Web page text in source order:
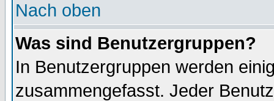
Nach oben
Was sind Benutzergruppen?
In Benutzergruppen werden
zusammengefasst. Jeder